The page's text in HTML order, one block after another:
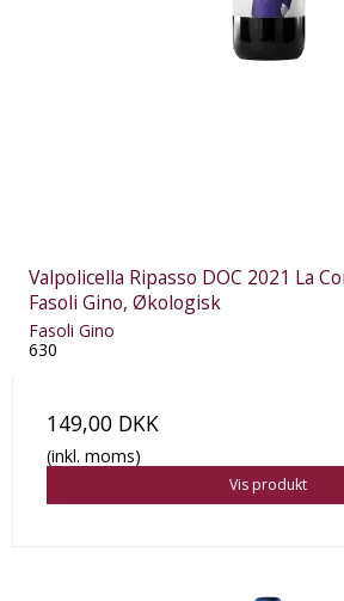
Valpolicella Ripasso DOC 2021 La
Fasoli Gino, Økologisk
Fasoli Gino
630
149,00 DKK
(inkl. moms)
Vis produkt